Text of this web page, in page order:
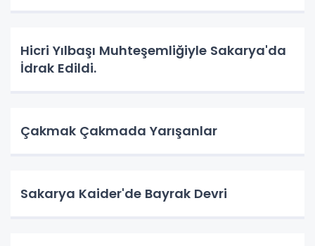
Hicri Yılbaşı Muhteşemliğiyle Sakarya'da
İdrak Edildi.
Çakmak Çakmada Yarışanlar
Sakarya Kaider'de Bayrak Devri